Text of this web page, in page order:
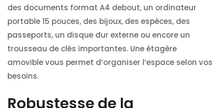
des documents format A4 debout, un ordinateur
portable 15 pouces, des bijoux, des espèces, des
passeports, un disque dur externe ou encore un
trousseau de clés importantes. Une étagère
amovible vous permet d’organiser l’espace selon vos
besoins.
Robustesse de la